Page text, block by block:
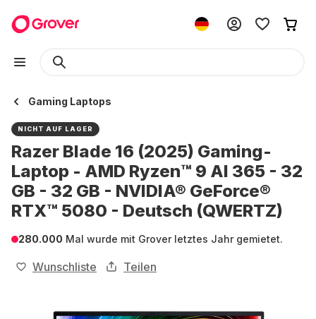
Gaming Laptops
NICHT AUF LAGER
Razer Blade 16 (2025) Gaming-
Laptop - AMD Ryzen™ 9 AI 365 - 32
GB - 32 GB - NVIDIA® GeForce®
RTX™ 5080 - Deutsch (QWERTZ)
280.000 Mal wurde mit Grover letztes Jahr gemietet.
Wunschliste Teilen